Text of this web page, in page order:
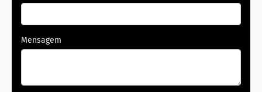
Mensagem